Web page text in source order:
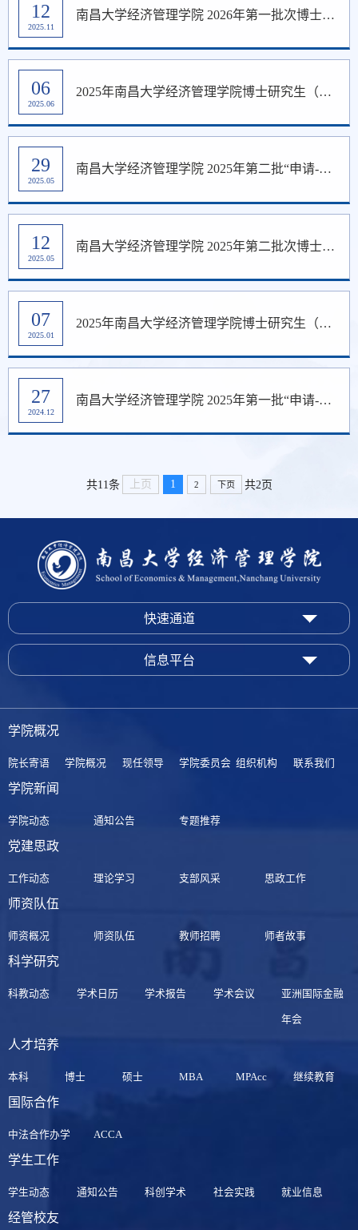
12
2025.11
南昌大学经济管理学院 2026年第一批次博士研究生招生通知
06
2025.06
2025年南昌大学经济管理学院博士研究生（普通招考、硕博连读）综合考核成绩（第二批）公示
29
2025.05
南昌大学经济管理学院 2025年第二批“申请-考核”制博士研究生材料评议结果
12
2025.05
南昌大学经济管理学院 2025年第二批次博士研究生招生通知
07
2025.01
2025年南昌大学经济管理学院博士研究生（普通招考、硕博连读）综合考核成绩（第一批）公示
27
2024.12
南昌大学经济管理学院 2025年第一批“申请-考核”制博士研究生材料评议结果
共11条 上页 1 2 下页 共2页
快速通道
信息平台
学院概况
院长寄语 学院概况 现任领导 学院委员会 组织机构 联系我们
学院新闻
学院动态 通知公告 专题推荐
党建思政
工作动态 理论学习 支部风采 思政工作
师资队伍
师资概况 师资队伍 教师招聘 师者故事
科学研究
科教动态 学术日历 学术报告 学术会议 亚洲国际金融
年会
人才培养
本科 博士 硕士 MBA MPAcc 继续教育
国际合作
中法合作办学 ACCA
学生工作
学生动态 通知公告 科创学术 社会实践 就业信息
经管校友